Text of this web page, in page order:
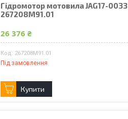
Гідромотор мотовила JAG17-0033
267208M91.01
26 376 ₴
267208M91.01
Під замовлення
Купити